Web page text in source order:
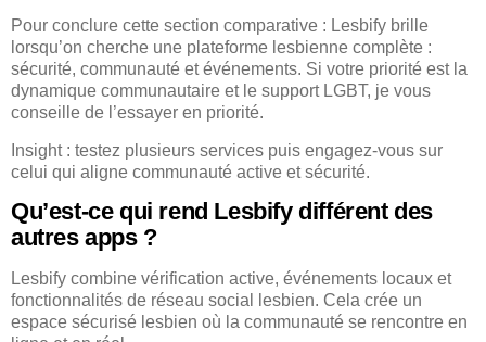
Pour conclure cette section comparative : Lesbify brille
lorsqu’on cherche une plateforme lesbienne complète :
sécurité, communauté et événements. Si votre priorité est la
dynamique communautaire et le support LGBT, je vous
conseille de l’essayer en priorité.
Insight : testez plusieurs services puis engagez-vous sur
celui qui aligne communauté active et sécurité.
Qu’est-ce qui rend Lesbify différent des
autres apps ?
Lesbify combine vérification active, événements locaux et
fonctionnalités de réseau social lesbien. Cela crée un
espace sécurisé lesbien où la communauté se rencontre en